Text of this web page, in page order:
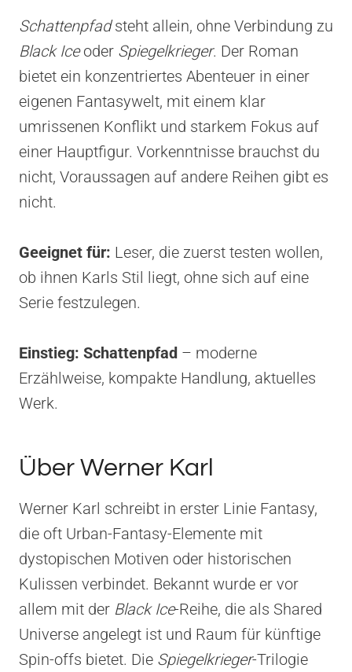
Schattenpfadsteht allein, ohne Verbindung zu
Black Iceoder Spiegelkrieger. Der Roman
bietet ein konzentriertes Abenteuer in einer
eigenen Fantasywelt, mit einem klar
umrissenen Konflikt und starkem Fokus auf
einer Hauptfigur. Vorkenntnisse brauchst du
nicht, Voraussagen auf andere Reihen gibt es
nicht.
Geeignet für: Leser, die zuerst testen wollen,
ob ihnen Karls Stil liegt, ohne sich auf eine
Serie festzulegen.
Einstieg: Schattenpfad – moderne
Erzählweise, kompakte Handlung, aktuelles
Werk.
Über Werner Karl
Werner Karl schreibt in erster Linie Fantasy,
die oft Urban-Fantasy-Elemente mit
dystopischen Motiven oder historischen
Kulissen verbindet. Bekannt wurde er vor
allem mit der Black Ice-Reihe, die als Shared
Universe angelegt ist und Raum für künftige
Spin-offs bietet. Die Spiegelkrieger-Trilogie